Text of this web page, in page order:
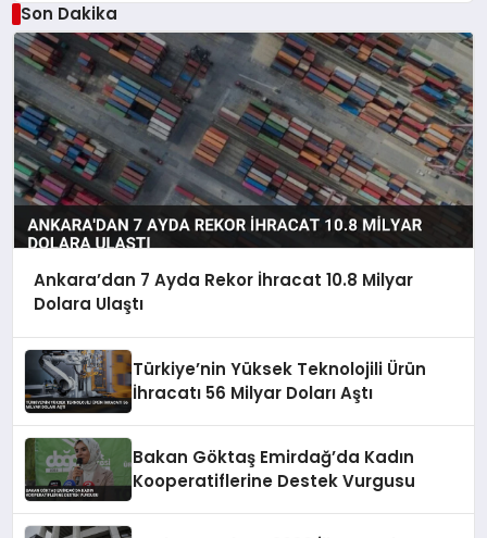
Son Dakika
Ankara’dan 7 Ayda Rekor İhracat 10.8 Milyar
Dolara Ulaştı
Türkiye’nin Yüksek Teknolojili Ürün
İhracatı 56 Milyar Doları Aştı
Bakan Göktaş Emirdağ’da Kadın
Kooperatiflerine Destek Vurgusu